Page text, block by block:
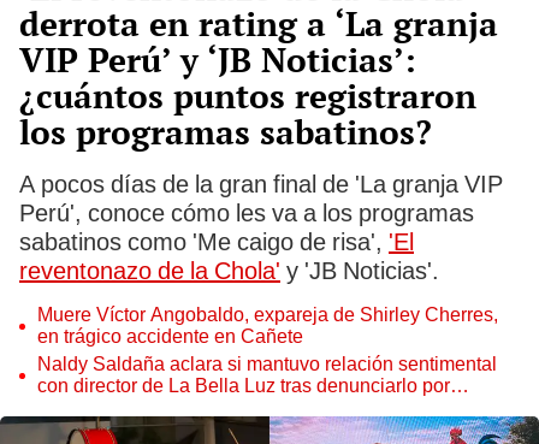
derrota en rating a ‘La granja
VIP Perú’ y ‘JB Noticias’:
¿cuántos puntos registraron
los programas sabatinos?
A pocos días de la gran final de 'La granja VIP
Perú', conoce cómo les va a los programas
sabatinos como 'Me caigo de risa', 'El
reventonazo de la Chola' y 'JB Noticias'.
Muere Víctor Angobaldo, expareja de Shirley Cherres,
en trágico accidente en Cañete
Naldy Saldaña aclara si mantuvo relación sentimental
con director de La Bella Luz tras denunciarlo por